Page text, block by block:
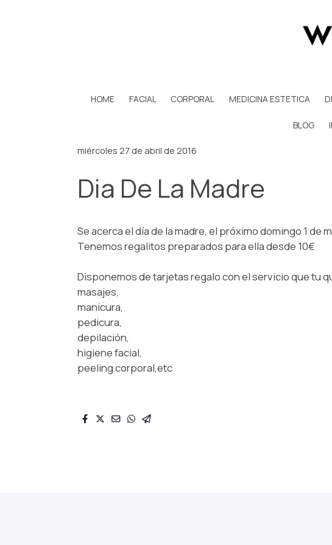
HOME FACIAL CORPORAL MEDICINA ESTETICA
BLOG
miércoles 27 de abril de 2016
Dia De La Madre
Se acerca el día de la madre, el próximo domingo 1 de
Tenemos regalitos preparados para ella desde 10€
Disponemos de tarjetas regalo con el servicio que tu
masajes,
manicura,
pedicura,
depilación,
higiene facial,
peeling corporal,etc